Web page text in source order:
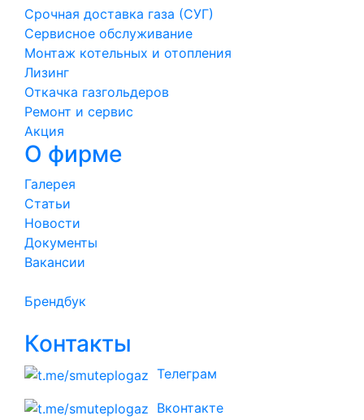
Срочная доставка газа (СУГ)
Сервисное обслуживание
Монтаж котельных и отопления
Лизинг
Откачка газгольдеров
Ремонт и сервис
Акция
О фирме
Галерея
Статьи
Новости
Документы
Вакансии
Брендбук
Контакты
Телеграм
Вконтакте